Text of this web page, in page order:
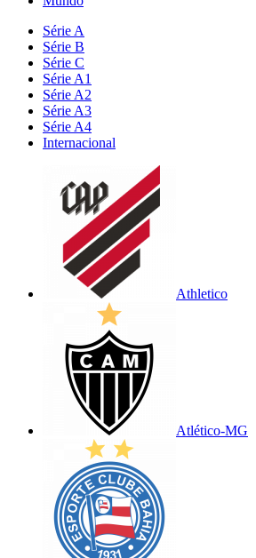
Série A
Série B
Série C
Série A1
Série A2
Série A3
Série A4
Internacional
Athletico
Atlético-MG